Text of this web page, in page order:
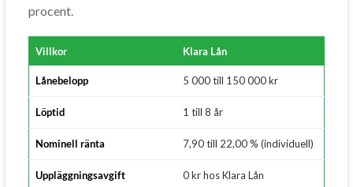
procent.
Villkor Klara Lån
Lånebelopp 5 000 till 150 000 kr
Löptid 1 till 8 år
Nominell ränta 7,90 till 22,00 % (individuell)
Uppläggningsavgift 0 kr hos Klara Lån